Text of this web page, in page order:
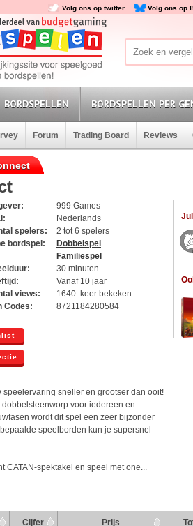
Volg ons op twitter Volg ons op
BORDSPELLEN BORDSPELLEN PER
Forum Trading Board Reviews
999 Games
Nederlands
spelers:
2 tot 6 spelers
bordspel:
Dobbelspel
Familiespel
30 minuten
Vanaf 10 jaar
views:
1640 keer bekeken
Codes:
8721184280584
speelervaring sneller en grootser dan ooit!
voor iedereen en
wordt dit spel een zeer bijzonder
speelborden kun je supersnel
CATAN-spektakel en speel met one...
Cijfer Prijs